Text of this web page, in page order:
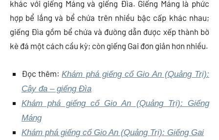
khác với giếng Máng và giếng Đìa. Giếng Máng là phức
hợp bể lắng và bể chứa trên nhiều bậc cấp khác nhau;
giếng Đìa gồm bể chứa và đường dẫn được xếp thành bờ
kè đá một cách cầu kỳ; còn giếng Gai đơn giản hơn nhiều.
Đọc thêm:Khám phá giếng cổ Gio An (Quảng Trị):
Cây đa – giếng Đìa
Khám phá giếng cổ Gio An (Quảng Trị): Giếng
Máng
Khám phá giếng cổ Gio An (Quảng Trị): Giếng Gai